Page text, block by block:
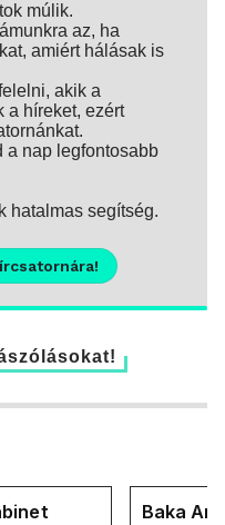
múlik.
az, ha
amiért hálásak is
akik a
a híreket, ezért
a nap legfontosabb
hatalmas segítség.
Baka